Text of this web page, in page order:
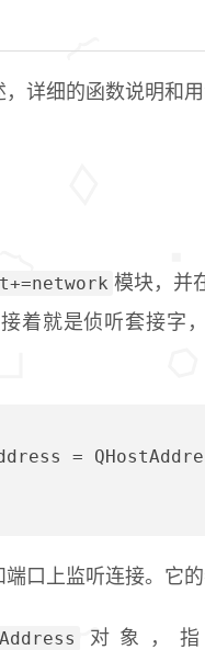
详细的函数说明和
模块，并
着就是侦听套接字
=
口上监听连接。它的
对象，